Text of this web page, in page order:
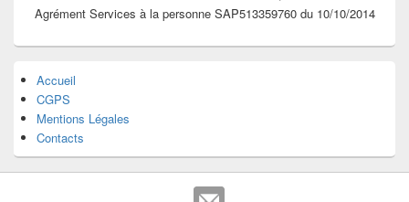
Agrément Services à la personne SAP513359760 du 10/10/2014
Accueil
CGPS
Mentions Légales
Contacts